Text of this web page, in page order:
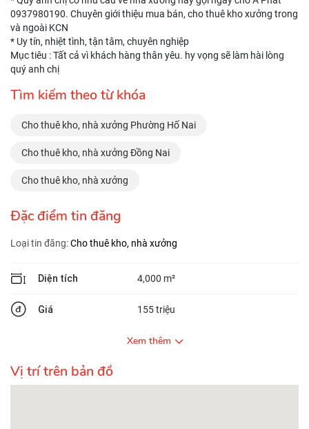
0937980190. Chuyên giới thiệu mua bán, cho thuê kho xưởng trong
và ngoài KCN
* Uy tín, nhiệt tình, tận tâm, chuyên nghiệp
Mục tiêu : Tất cả vì khách hàng thân yêu. hy vọng sẽ làm hài lòng
quý anh chị
Tìm kiếm theo từ khóa
Cho thuê kho, nhà xưởng Phường Hố Nai
Cho thuê kho, nhà xưởng Đồng Nai
Cho thuê kho, nhà xưởng
Đặc điểm tin đăng
Loại tin đăng:Cho thuê kho, nhà xưởng
Diện tích 4,000 m²
Giá 155 triệu
Xem thêm
Vị trí trên bản đồ